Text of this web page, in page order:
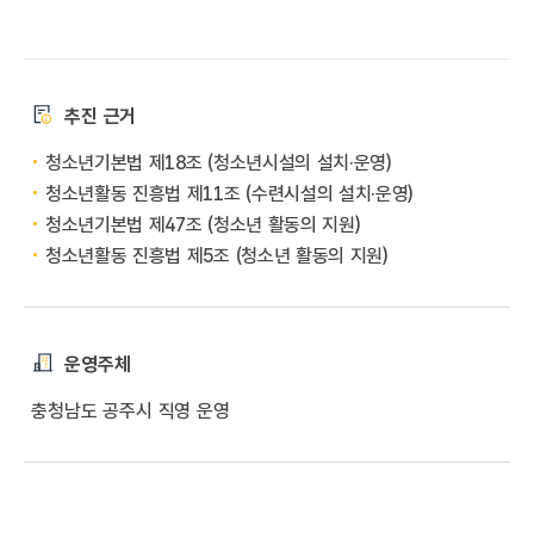
추진 근거
청소년기본법 제18조 (청소년시설의 설치·운영)
청소년활동 진흥법 제11조 (수련시설의 설치·운영)
청소년기본법 제47조 (청소년 활동의 지원)
청소년활동 진흥법 제5조 (청소년 활동의 지원)
운영주체
충청남도 공주시 직영 운영